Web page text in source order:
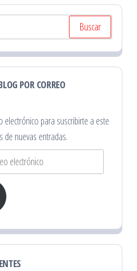
POR CORREO
electrónico para suscribirte a este
de nuevas entradas.